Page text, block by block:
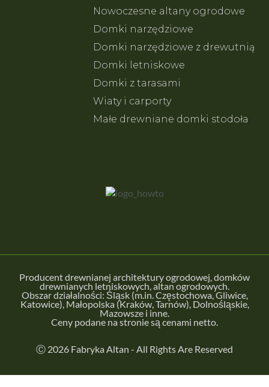
Nowoczesne altany ogrodowe
Domki narzędziowe
Domki narzędziowe z drewutnią
Domki letniskowe
Domki z tarasami
Wiaty i carporty
Małe drewniane domki stodoła
Producent drewnianej architektury ogrodowej, domków
drewnianych letniskowych, altan ogrodowych.
Obszar działalności: Śląsk (m.in.Częstochowa,Gliwice,
Katowice), Małopolska (Kraków,Tarnów), Dolnośląskie,
Mazowsze i inne.
Ceny podane na stronie są cenami netto.
Ⓒ 2026 Fabryka Altan - All Rights Are Reserved